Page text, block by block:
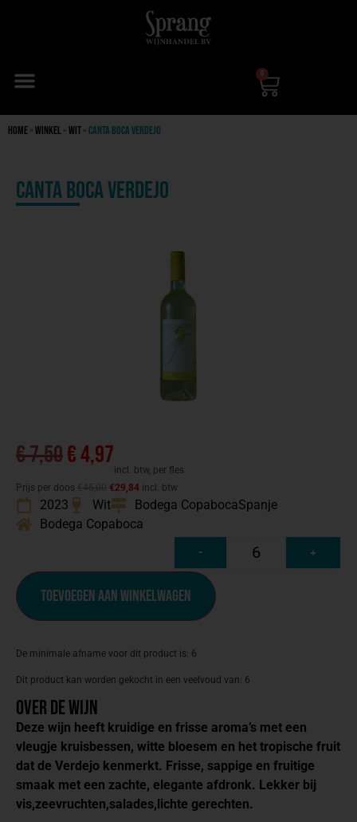
0
Home»Winkel»Wit»Canta Boca Verdejo
Canta Boca Verdejo
€7,50€4,97
incl. btw, per fles
Prijs per doos
€29,84 incl. btw
2023 Wit Bodega CopabocaSpanje
Bodega Copaboca
- +
Toevoegen aan winkelwagen
De minimale afname voor dit product is: 6
Dit product kan worden gekocht in een veelvoud van: 6
Over de wijn
Deze wijn heeft kruidige en frisse aroma’s met een
vleugje kruisbessen, witte bloesem en het tropische fruit
dat de Verdejo kenmerkt. Frisse, sappige en fruitige
smaak met een zachte, elegante afdronk. Lekker bij
vis,zeevruchten,salades,lichte gerechten.